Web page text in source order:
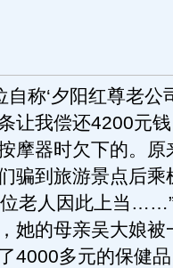
称‘夕阳红尊老公
让我偿还4200元
摩器时欠下的。原
骗到旅游景点后乘
老人因此上当
她的母亲吴大娘被
4000多元的保健